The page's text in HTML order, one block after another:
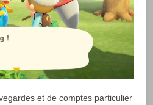
et de comptes particulier